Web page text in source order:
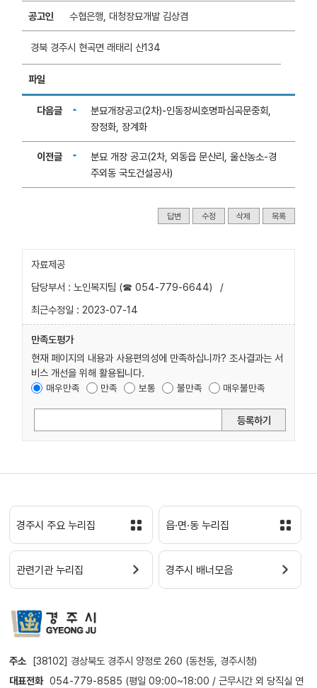
공고인 수협은행, 대청장묘개발 김상겸
경북 경주시 현곡면 래태리 산134
파일
다음글
분묘개장공고(2차)-인동장씨호명파심곡문중회,
장정화, 장계화
이전글
분묘 개장 공고(2차, 외동읍 문산리, 울산농소-경
주외동 국도건설공사)
답변 수정 삭제 목록
자료제공
담당부서 : 노인복지팀 (☎ 054-779-6644)
/
최근수정일 : 2023-07-14
만족도평가
현재 페이지의 내용과 사용편의성에 만족하십니까? 조사결과는 서
비스 개선을 위해 활용됩니다.
매우만족 만족 보통 불만족 매우불만족
등록하기
경주시 주요 누리집 읍·면·동 누리집
관련기관 누리집 경주시 배너모음
주소 [38102] 경상북도 경주시 양정로 260 (동천동, 경주시청)
대표전화 054-779-8585 (평일 09:00~18:00 / 근무시간 외 당직실 연